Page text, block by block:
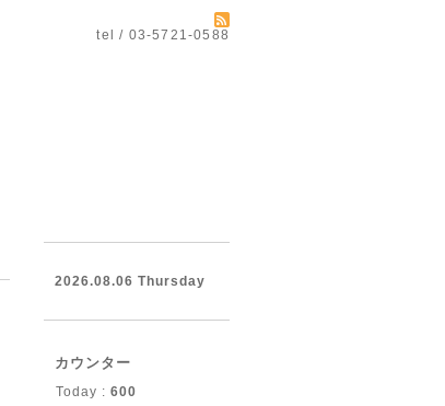
tel / 03-5721-0588
2026.08.06 Thursday
カウンター
Today : 600